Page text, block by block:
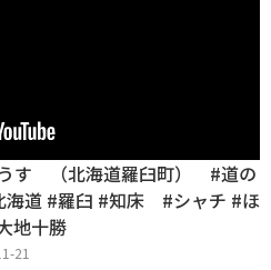
す （北海道羅臼町） #道の
道 #羅臼 #知床 #シャチ #ほ
地十勝
21